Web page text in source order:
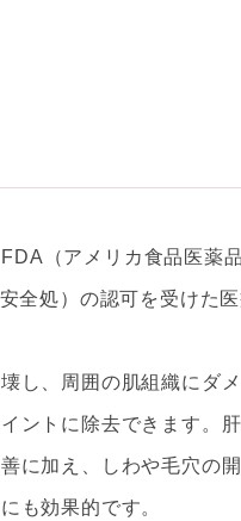
（アメリカ食品医薬
全処）の認可を受けた
し、周囲の肌組織にダ
ントに除去できます。
に加え、しわや毛穴の
も効果的です。